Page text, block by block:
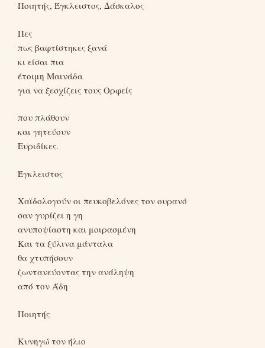
Ποιητής, Έγκλειστος, Δάσκαλος
Πες
πως βαφτίστηκες ξανά
κι είσαι πια
έτοιμη Μαινάδα
για να ξεσχίζεις τους Ορφείς
που πλάθουν
και γητεύουν
Ευριδίκες.
Έγκλειστος
Χαϊδολογούν οι πευκοβελόνες τον ουρανό
σαν γυρίζει η γη
ανυποψίαστη και μοιρασμένη
Και τα ξύλινα μάνταλα
θα χτυπήσουν
ζωντανεύοντας την ανάληψη
από τον Άδη
Ποιητής
Κυνηγώ τον ήλιο